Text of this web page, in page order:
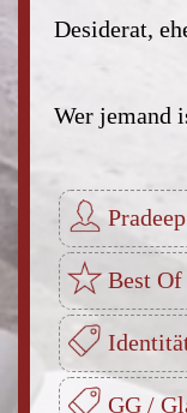
Desiderat,
Wer jemand
Best Of
GG /